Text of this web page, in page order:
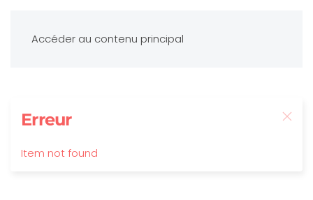
Accéder au contenu principal
Erreur
Item not found